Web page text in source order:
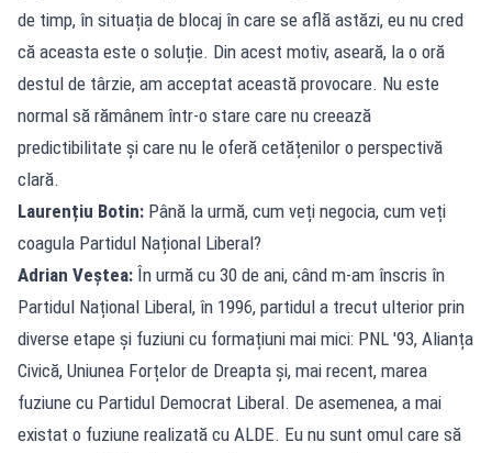
de timp, în situația de blocaj în care se află astăzi, eu nu cred
că aceasta este o soluție. Din acest motiv, aseară, la o oră
destul de târzie, am acceptat această provocare. Nu este
normal să rămânem într-o stare care nu creează
predictibilitate și care nu le oferă cetățenilor o perspectivă
clară.
Laurențiu Botin: Până la urmă, cum veți negocia, cum veți
coagula Partidul Național Liberal?
Adrian Veștea: În urmă cu 30 de ani, când m-am înscris în
Partidul Național Liberal, în 1996, partidul a trecut ulterior prin
diverse etape și fuziuni cu formațiuni mai mici: PNL '93, Alianța
Civică, Uniunea Forțelor de Dreapta și, mai recent, marea
fuziune cu Partidul Democrat Liberal. De asemenea, a mai
existat o fuziune realizată cu ALDE. Eu nu sunt omul care să